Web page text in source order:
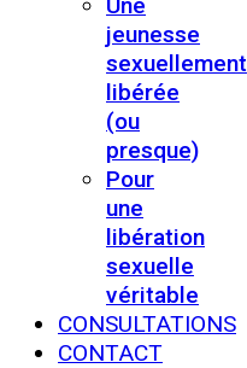
jeunesse
sexuellement
libérée
(ou
presque)
Pour
une
libération
sexuelle
véritable
CONSULTATIONS
CONTACT